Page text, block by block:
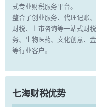
式专业财税服务平台。
整合了创业服务、代理记账
财税、上市咨询等一站式财
务、生物医药、文化创意、
等行业客户。
七海财税优势